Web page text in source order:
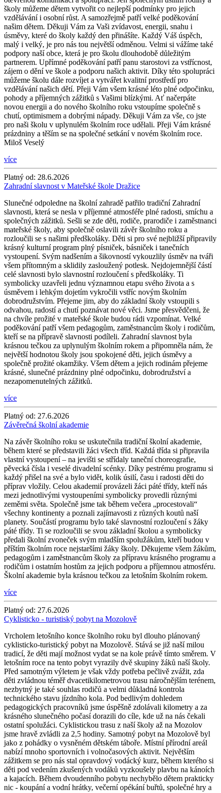
školy můžeme dětem vytvořit co nejlepší podmínky pro jejich
vzdělávání i osobní růst. A samozřejmě patří velké poděkování
našim dětem. Děkuji Vám za Vaši zvídavost, energii, snahu i
úsměvy, které do školy každý den přinášíte. Každý Váš úspěch,
malý i velký, je pro nás tou největší odměnou. Velmi si vážíme také
podpory naší obce, která je pro školu dlouhodobě důležitým
partnerem. Upřímné poděkování patří panu starostovi za vstřícnost,
zájem o dění ve škole a podporu našich aktivit. Díky této spolupráci
můžeme školu dále rozvíjet a vytvářet kvalitní prostředí pro
vzdělávání našich dětí. Přeji Vám všem krásné léto plné odpočinku,
pohody a příjemných zážitků s Vašimi blízkými. Ať načerpáte
novou energii a do nového školního roku vstoupíme společně s
chutí, optimismem a dobrými nápady. Děkuji Vám za vše, co jste
pro naši školu v uplynulém školním roce udělali. Přeji Vám krásné
prázdniny a těším se na společné setkání v novém školním roce.
Miloš Veselý
více
Platný od: 28.6.2026
Zahradní slavnost v Mateřské škole Dražice
Slunečné odpoledne na školní zahradě patřilo tradiční Zahradní
slavnosti, která se nesla v příjemné atmosféře plné radosti, smíchu a
společných zážitků. Sešli se zde děti, rodiče, prarodiče i zaměstnanci
mateřské školy, aby společně oslavili závěr školního roku a
rozloučili se s našimi předškoláky. Děti si pro své nejbližší připravily
krásný kulturní program plný písniček, básniček i tanečních
vystoupení. Svým nadšením a šikovností vykouzlily úsměv na tváři
všem přítomným a sklidily zasloužený potlesk. Nejdojemnější částí
celé slavnosti bylo slavnostní rozloučení s předškoláky. Ti
symbolicky uzavřeli jednu významnou etapu svého života a s
úsměvem i lehkým dojetím vykročili vstříc novým školním
dobrodružstvím. Přejeme jim, aby do základní školy vstoupili s
odvahou, radostí a chutí poznávat nové věci. Jsme přesvědčeni, že
na chvíle prožité v mateřské škole budou rádi vzpomínat. Velké
poděkování patří všem pedagogům, zaměstnancům školy i rodičům,
kteří se na přípravě slavnosti podíleli. Zahradní slavnost byla
krásnou tečkou za uplynulým školním rokem a připomněla nám, že
největší hodnotou školy jsou spokojené děti, jejich úsměvy a
společně prožité okamžiky. Všem dětem a jejich rodinám přejeme
krásné, slunečné prázdniny plné odpočinku, dobrodružství a
nezapomenutelných zážitků.
více
Platný od: 27.6.2026
Závěrečná školní akademie
Na závěr školního roku se uskutečnila tradiční školní akademie,
během které se představili žáci všech tříd. Každá třída si připravila
vlastní vystoupení – na jevišti se střídaly taneční choreografie,
pěvecká čísla i veselé divadelní scénky. Díky pestrému programu si
každý přišel na své a bylo vidět, kolik úsilí, času i radosti děti do
příprav vložily. Celou akademií provázeli žáci páté třídy, kteří nás
mezi jednotlivými vystoupeními symbolicky provedli různými
zeměmi světa. Společně jsme tak během večera „procestovali“
všechny kontinenty a poznali zajímavosti z různých koutů naší
planety. Součástí programu bylo také slavnostní rozloučení s žáky
páté třídy. Ti se rozloučili se svou základní školou a symbolicky
předali školní zvoneček svým mladším spolužákům, kteří budou v
příštím školním roce nejstaršími žáky školy. Děkujeme všem žákům,
pedagogům i zaměstnancům školy za přípravu krásného programu a
rodičům i ostatním hostům za jejich podporu a příjemnou atmosféru.
Školní akademie byla krásnou tečkou za letošním školním rokem.
více
Platný od: 27.6.2026
Cyklisticko - turistiský pobyt na Mozolově
Vrcholem letošního konce školního roku byl dlouho plánovaný
cyklisticko-turistický pobyt na Mozolově. Stává se již naší milou
tradicí, že děti mají možnost vydat se na kole právě tímto směrem. V
letošním roce na tento pobyt vyrazily dvě skupiny žáků naší školy.
Před samotným výletem je však vždy potřeba pečlivě zvážit, zda
děti zvládnou téměř dvacetikilometrovou trasu náročnějším terénem,
nezbytný je také souhlas rodičů a velmi důkladná kontrola
technického stavu jízdního kola. Pod bedlivým dohledem
pedagogických pracovníků jsme úspěšně zdolávali kilometry a za
krásného slunečného počasí dorazili do cíle, kde už na nás čekali
ostatní spolužáci. Cyklistickou trasu z naší školy až na Mozolov
jsme hravě zvládli za 2,5 hodiny. Samotný pobyt na Mozolově byl
jako z pohádky o vysněném dětském táboře. Místní přírodní areál
nabízí mnoho sportovních i volnočasových aktivit. Největším
zážitkem se pro nás stal opravdový vodácký kurz, během kterého si
děti pod vedením zkušených vodáků vyzkoušely plavbu na kánoích
a kajacích. Během dvoudenního pobytu nechybělo dětem prakticky
nic - koupání a vodní hrátky, večerní opékání buřtů, společné hry a